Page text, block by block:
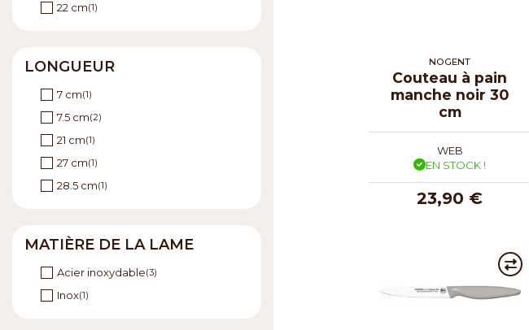
22 cm(1)
LONGUEUR
7 cm(1)
7.5 cm(2)
21 cm(1)
27 cm(1)
28.5 cm(1)
MATIÈRE DE LA LAME
Acier inoxydable(3)
Inox(1)
NOGENT
Couteau à pain
manche noir 30
cm
WEB
EN STOCK !
23,90 €